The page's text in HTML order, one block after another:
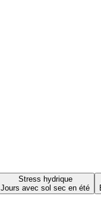
Stress hydrique
Jours avec sol sec en été